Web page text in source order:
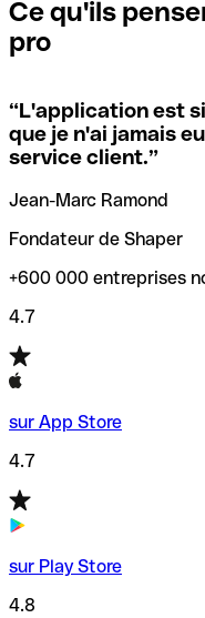
signifie que vous avez
locales.
Si vous n'êtes pas sûr
utiliser, nous avons
codes SWIFT par nom
vérification/recherche
trouver et vérifier vos
transferts d’argent.
Ce qu'ils
pro
“L'application est
que je n'ai jamais
service client.”
Jean-Marc Ramond
Fondateur de Shaper
+600 000 entreprises
4.7
sur App Store
4.7
sur Play Store
4.8